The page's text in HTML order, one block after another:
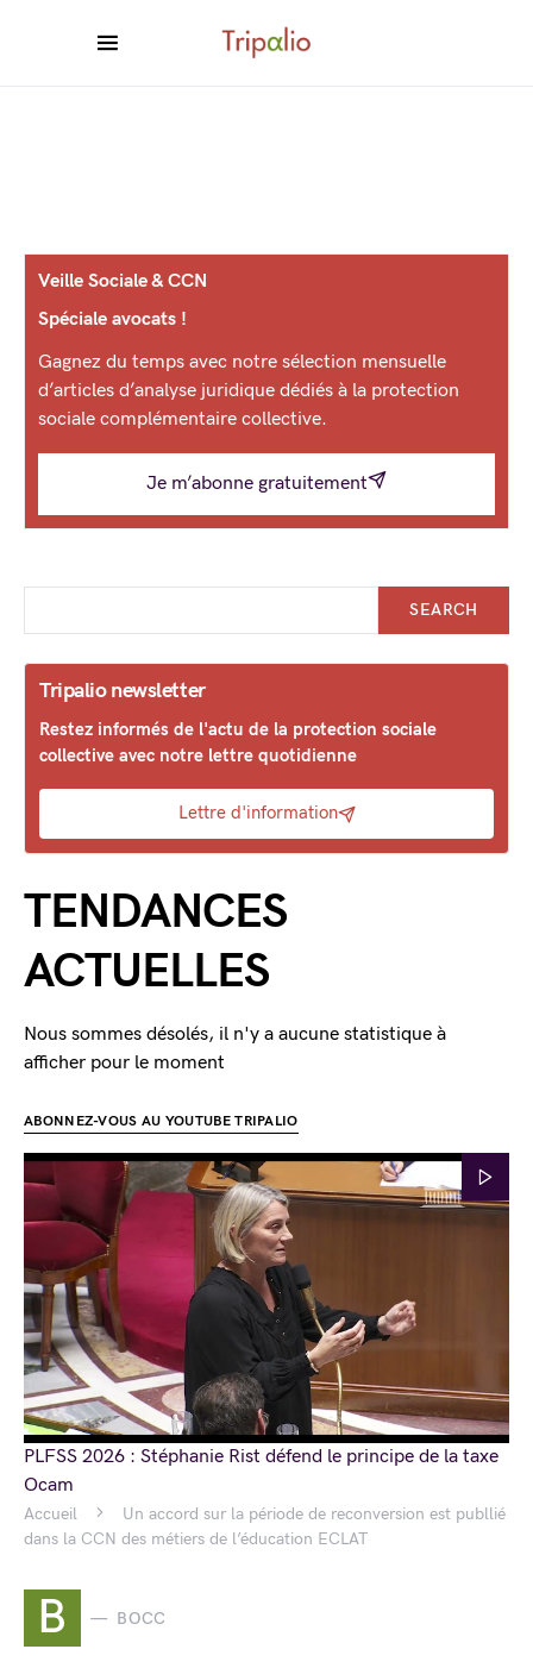
Accueil
Un accord sur la période de reconversion est publlié
dans la CCN des métiers de l’éducation ECLAT
B BOCC
Veille Sociale & CCN
Spéciale avocats !
Gagnez du temps avec notre sélection mensuelle
d’articles d’analyse juridique dédiés à la protection
sociale complémentaire collective.
Je m’abonne gratuitement
SEARCH
Tripalio newsletter
Restez informés de l'actu de la protection sociale
collective avec notre lettre quotidienne
Lettre d'information
TENDANCES
ACTUELLES
Nous sommes désolés, il n'y a aucune statistique à
afficher pour le moment
ABONNEZ-VOUS AU YOUTUBE TRIPALIO
PLFSS 2026 : Stéphanie Rist défend le principe de la taxe
Ocam